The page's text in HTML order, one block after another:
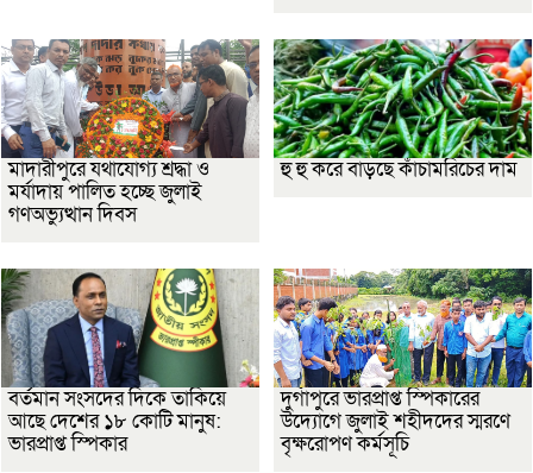
মাদারীপুরে যথাযোগ্য শ্রদ্ধা ও
মর্যাদায় পালিত হচ্ছে জুলাই
গণঅভ্যুত্থান দিবস
হু হু করে বাড়ছে কাঁচামরিচের দাম
বর্তমান সংসদের দিকে তাকিয়ে
আছে দেশের ১৮ কোটি মানুষ:
ভারপ্রাপ্ত স্পিকার
দুর্গাপুরে ভারপ্রাপ্ত স্পিকারের
উদ্যোগে জুলাই শহীদদের স্মরণে
বৃক্ষরোপণ কর্মসূচি